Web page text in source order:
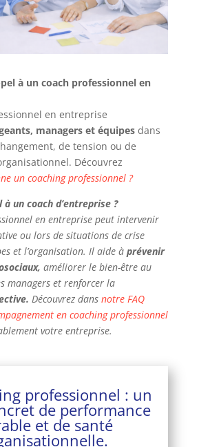
à un coach professionnel en
en entreprise
managers et équipesdans
de tension ou de
Découvrez
un coaching professionnel ?
un coach d’entreprise ?
en entreprise peut intervenir
ou lors de situations de crise
et l’organisation. Il aide à prévenir
améliorer le bien-être au
managers et renforcer la
Découvrez dans notre FAQ
en coaching professionnel
votre entreprise.
professionnel : un
de performance
et de santé